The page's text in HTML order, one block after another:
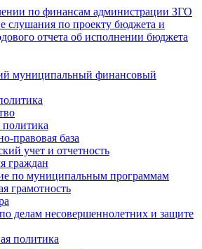
по финансам администрации ЗГО
слушания по проекту бюджета и
отчета об исполнении бюджета
муниципальный финансовый
политика
правовая база
учет и отчетность
граждан
по муниципальным программам
грамотность
делам несовершеннолетних и защите
политика